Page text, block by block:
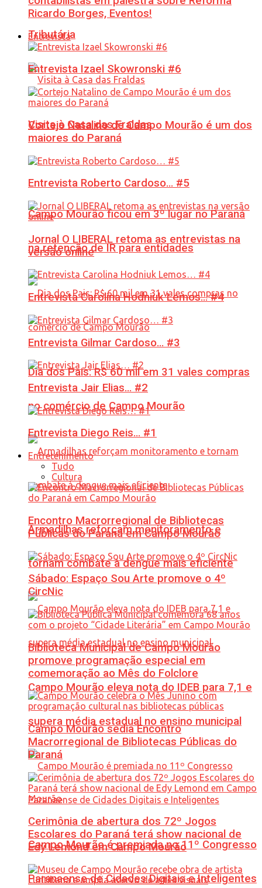
Tributária
Visita à Casa das Fraldas
Campo Mourão ficou em 3º lugar no Paraná
na retenção de IR para entidades
Dia dos Pais: R$ 60 mil em 31 vales compras
no comércio de Campo Mourão
Armadilhas reforçam monitoramento e
tornam combate à dengue mais eficiente
Campo Mourão eleva nota do IDEB para 7,1 e
supera média estadual no ensino municipal
Campo Mourão é premiada no 11º Congresso
Paranaense de Cidades Digitais e Inteligentes
Ricardo Borges, Eventos!
Entrevista
Entrevista Izael Skowronski #6
Cortejo Natalino de Campo Mourão é um dos
maiores do Paraná
Entrevista Roberto Cardoso… #5
Jornal O LIBERAL retoma as entrevistas na
versão online
Entrevista Carolina Hodniuk Lemos… #4
Entrevista Gilmar Cardoso… #3
Entrevista Jair Elias… #2
Entrevista Diego Reis… #1
Entretenimento
Tudo
Cultura
Encontro Macrorregional de Bibliotecas
Públicas do Paraná em Campo Mourão
Sábado: Espaço Sou Arte promove o 4º
CircNic
Biblioteca Municipal de Campo Mourão
promove programação especial em
comemoração ao Mês do Folclore
Campo Mourão sedia Encontro
Macrorregional de Bibliotecas Públicas do
Paraná
Cerimônia de abertura dos 72º Jogos
Escolares do Paraná terá show nacional de
Edy Lemond em Campo Mourão